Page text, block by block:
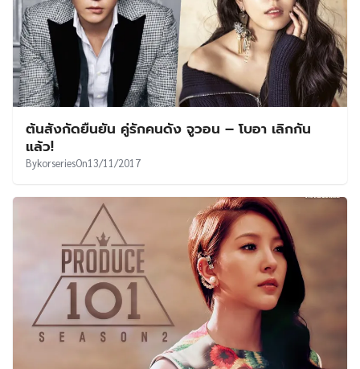
ต้นสังกัดยืนยัน คู่รักคนดัง จูวอน – โบอา เลิกกัน
แล้ว!
BykorseriesOn13/11/2017